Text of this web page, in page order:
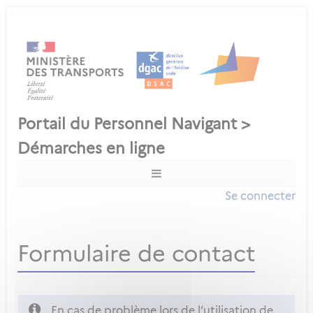
Se connecter
Formulaire de contact